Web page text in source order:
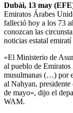
Dubái, 13 may
Emiratos Árabes
falleció hoy a los 73
conozcan las
noticias estatal
«El Ministerio de
al pueblo de Emiratos
musulmanas (…) por
al Nahyan,
de mayo», dijo el
WAM.